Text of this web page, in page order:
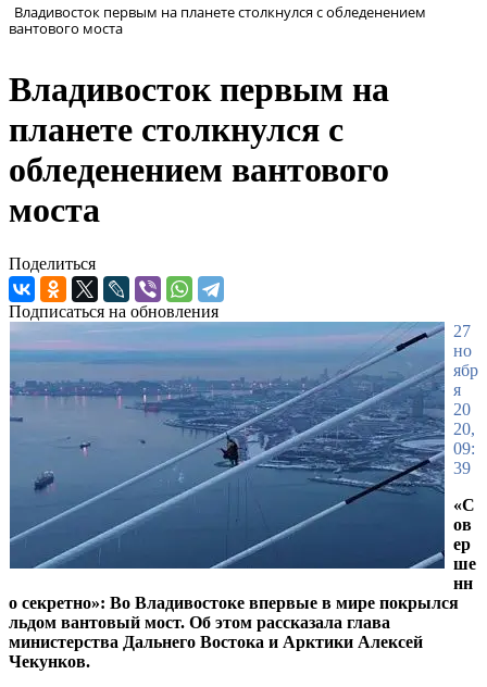
Владивосток первым на планете столкнулся с обледенением
вантового моста
Владивосток первым на
планете столкнулся с
обледенением вантового
моста
Поделиться
Подписаться на обновления
27
но
ябр
я
20
20,
09:
39
«С
ов
ер
ше
нн
о секретно»: Во Владивостоке впервые в мире покрылся
льдом вантовый мост. Об этом рассказала глава
министерства Дальнего Востока и Арктики Алексей
Чекунков.